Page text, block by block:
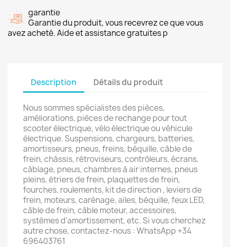
garantie
Garantie du produit, vous recevrez ce que vous
avez acheté. Aide et assistance gratuites p
Description Détails du produit
Nous sommes spécialistes des pièces,
améliorations, pièces de rechange pour tout
scooter électrique, vélo électrique ou véhicule
électrique. Suspensions, chargeurs, batteries,
amortisseurs, pneus, freins, béquille, câble de
frein, châssis, rétroviseurs, contrôleurs, écrans,
câblage, pneus, chambres à air internes, pneus
pleins, étriers de frein, plaquettes de frein,
fourches, roulements, kit de direction , leviers de
frein, moteurs, carénage, ailes, béquille, feux LED,
câble de frein, câble moteur, accessoires,
systèmes d'amortissement, etc. Si vous cherchez
autre chose, contactez-nous : WhatsApp +34
696403761